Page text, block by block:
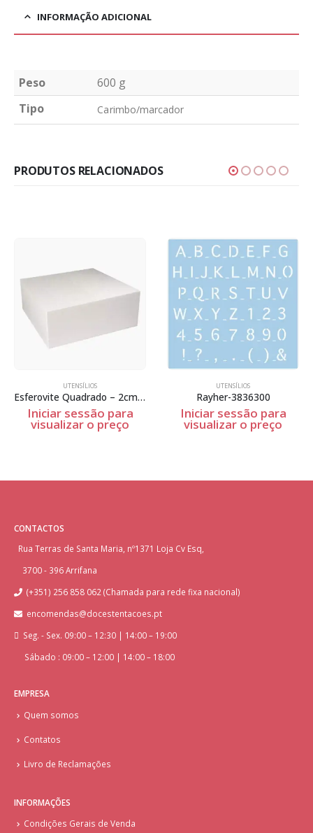
INFORMAÇÃO ADICIONAL
Peso
600 g
Tipo
Carimbo/marcador
PRODUTOS RELACIONADOS
UTENSÍLIOS
Esferovite Quadrado – 2cm Espessura
Iniciar sessão para
visualizar o preço
UTENSÍLIOS
Rayher-3836300
Iniciar sessão para
visualizar o preço
CONTACTOS
Rua Terras de Santa Maria, nº1371 Loja Cv Esq,
3700 - 396 Arrifana
(+351) 256 858 062 (Chamada para rede fixa nacional)
encomendas@docestentacoes.pt
Seg. - Sex. 09:00 – 12:30 | 14:00 – 19:00
Sábado : 09:00 – 12:00 | 14:00 – 18:00
EMPRESA
Quem somos
Contatos
Livro de Reclamações
INFORMAÇÕES
Condições Gerais de Venda